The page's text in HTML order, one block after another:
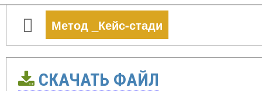
Метод _Кейс-стади
СКАЧАТЬ ФАЙЛ